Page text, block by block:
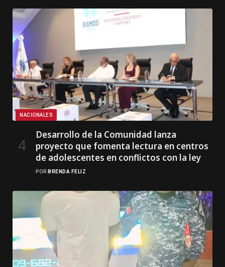
NACIONALES
Desarrollo de la Comunidad lanza
proyecto que fomenta lectura en centros
de adolescentes en conflictos con la ley
POR BRENDA FELIZ